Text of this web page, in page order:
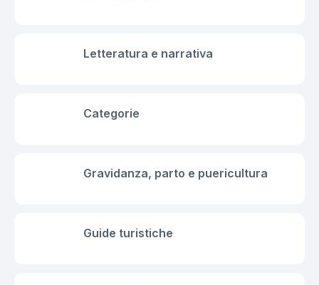
Letteratura e narrativa
Categorie
Gravidanza, parto e puericultura
Guide turistiche